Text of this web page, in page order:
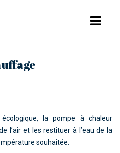
: LES MODÈLES
la pompe à chaleur
l’air et les restituer à l’eau de la
souhaitée.